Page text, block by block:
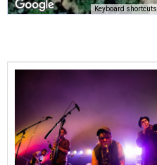
Keyboard shortcuts